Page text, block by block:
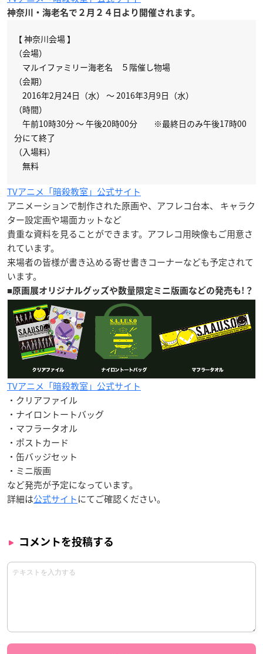
神奈川・海老名で ２月２４日 より開催されます。
【 神奈川会場 】
（会場）
マルイファミリー海老名 ５階催し物場
（会期）
2016年2月24日（水） ～ 2016年3月9日（水）
（時間）
午前10時30分 ～ 午後20時00分 ※最終日のみ午後17時00
分にて終了
（入場料）
無料
TVアニメ「暗殺教室」公式サイト
アニメーションで制作された原画や、アフレコ台本、 キャラク
ター設定画や場面カットなど
貴重な資料を見ることができます。アフレコ用映像もご用意さ
れています。
来場者の皆様が書き込める寄せ書きコーナーなども予定されて
います。
■原画展オリジナルグッズや数量限定ミニ版画などの発売も!？
TVアニメ「暗殺教室」公式サイト
・クリアファイル
・ナイロントートバッグ
・マフラータオル
・ポストカード
・缶バッジセット
・ミニ版画
など発売が予定になっています。
詳細は公式サイトにてご確認ください。
コメントを投稿する